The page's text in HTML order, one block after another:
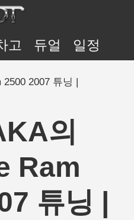
고 듀얼 일정
2500 2007 튜닝 |
의
Ram
튜닝 |